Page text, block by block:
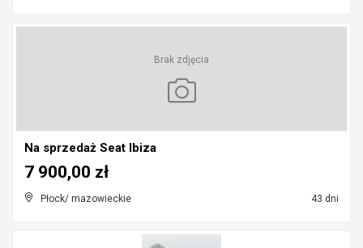
Brak zdjęcia
Na sprzedaż Seat Ibiza
Płock/ mazowieckie 43 dni
7 900,00 zł